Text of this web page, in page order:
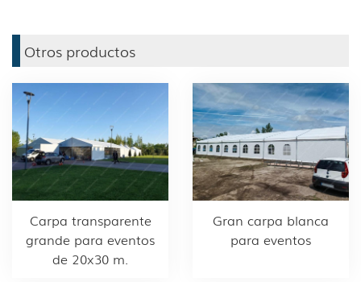
Otros productos
Carpa transparente
grande para eventos
de 20x30 m.
Gran carpa blanca
para eventos